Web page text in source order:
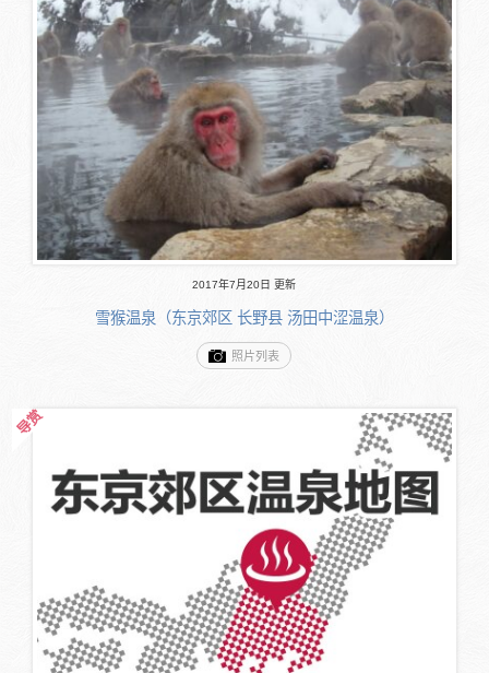
2017年7月20日 更新
雪猴温泉（东京郊区 长野县 汤田中涩温泉）
照片列表